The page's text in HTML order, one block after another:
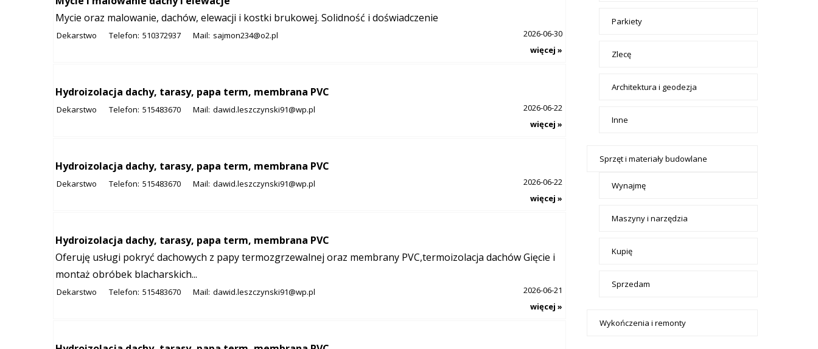
Mycie oraz malowanie, dachów, elewacji i kostki brukowej. Solidność i doświadczenie
Dekarstwo Telefon: 510372937 Mail: sajmon234@o2.pl
2026-06-30
więcej »
Hydroizolacja dachy, tarasy, papa term, membrana PVC
Dekarstwo Telefon: 515483670 Mail: dawid.leszczynski91@wp.pl
2026-06-22
więcej »
Hydroizolacja dachy, tarasy, papa term, membrana PVC
Dekarstwo Telefon: 515483670 Mail: dawid.leszczynski91@wp.pl
2026-06-22
więcej »
Hydroizolacja dachy, tarasy, papa term, membrana PVC
Oferuję usługi pokryć dachowych z papy termozgrzewalnej oraz membrany PVC,termoizolacja dachów Gięcie i
montaż obróbek blacharskich...
Dekarstwo Telefon: 515483670 Mail: dawid.leszczynski91@wp.pl
2026-06-21
więcej »
Parkiety
Zlecę
Architektura i geodezja
Inne
Sprzęt i materiały budowlane
Wynajmę
Maszyny i narzędzia
Kupię
Sprzedam
Wykończenia i remonty